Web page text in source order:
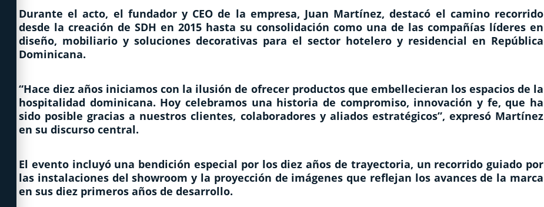
Durante el acto, el fundador y CEO de la empresa, Juan Martínez, destacó el camino recorrido
desde la creación de SDH en 2015 hasta su consolidación como una de las compañías líderes en
diseño, mobiliario y soluciones decorativas para el sector hotelero y residencial en República
Dominicana.
“Hace diez años iniciamos con la ilusión de ofrecer productos que embellecieran los espacios de la
hospitalidad dominicana. Hoy celebramos una historia de compromiso, innovación y fe, que ha
sido posible gracias a nuestros clientes, colaboradores y aliados estratégicos”, expresó Martínez
en su discurso central.
El evento incluyó una bendición especial por los diez años de trayectoria, un recorrido guiado por
las instalaciones del showroom y la proyección de imágenes que reflejan los avances de la marca
en sus diez primeros años de desarrollo.